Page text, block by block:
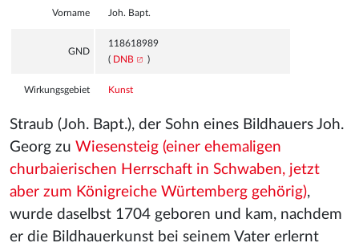
Vorname Joh. Bapt.
GND
118618989
( DNB )
Wirkungsgebiet Kunst
Straub (Joh. Bapt.), der Sohn eines Bildhauers Joh.
Georg zu Wiesensteig (einer ehemaligen
churbaierischen Herrschaft in Schwaben, jetzt
aber zum Königreiche Würtemberg gehörig),
wurde daselbst 1704 geboren und kam, nachdem
er die Bildhauerkunst bei seinem Vater erlernt